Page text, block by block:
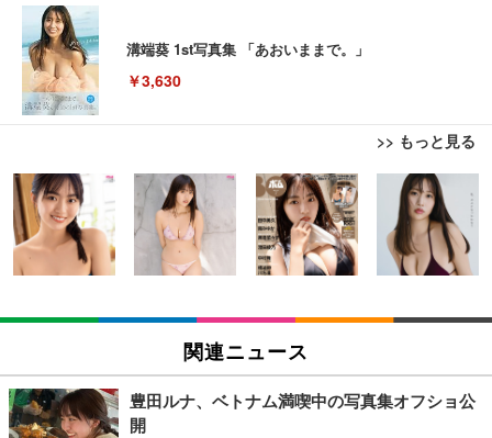
溝端葵 1st写真集 「あおいままで。」
￥3,630
>> もっと見る
Juice=Juice Concert 2026 UP TO 11 MORE! MOR
E! (特典なし) [Blu-ray]
￥8,698
【Amazon.co.jp限定】「Juice=Juice Concert 202
判ブロマイド5枚セット) [Blu-ray]
￥11,000
TITAN GAMING 【メーカー保証1年】【850W GOL
D電源搭載】 ゲーミングPC デスクトップパソコン
GeForce RTX 5060 Ryzen 7 5700X メモリ32GB NV
Me SSD 2TB Windows 11 Home CX200M ブラック
￥222,000
TITAN GAMING 【メーカー保証1年】【850W GOL
GeForce RTX 5060 Ryzen 7 5700X メモリ32GB NV
Me SSD 2TB Windows 11 Home CX200M ホワイト
￥222,000
【整備済み品】ノートパソコン 富士通 LIEFBOOK
U9311X/F 13.3型 第11世代 Core i5-1145G7/Window
s11 Pro/MS Office 2021搭載/Webカメラ/Wifi・Blue
tooth・HDMI・Type-C/360度回転対応/有線静音マウ
ス付属/180日保証(タッチスクリーン/メモリ16GB,S
￥44,948
【整備済み品】中古 ノートパソコン 富士通 A5511/
Office 2021 Pro 付属/Webカメラ/DVD/豊富な接続端
子 (HDMI, VGA, USB 3.0)/ 有線静音マウス付属/ 180
日保証（メモリ 8GB,SSD256GB）
￥36,880
関連ニュース
豊田ルナ、ベトナム満喫中の写真集オフショ公
開